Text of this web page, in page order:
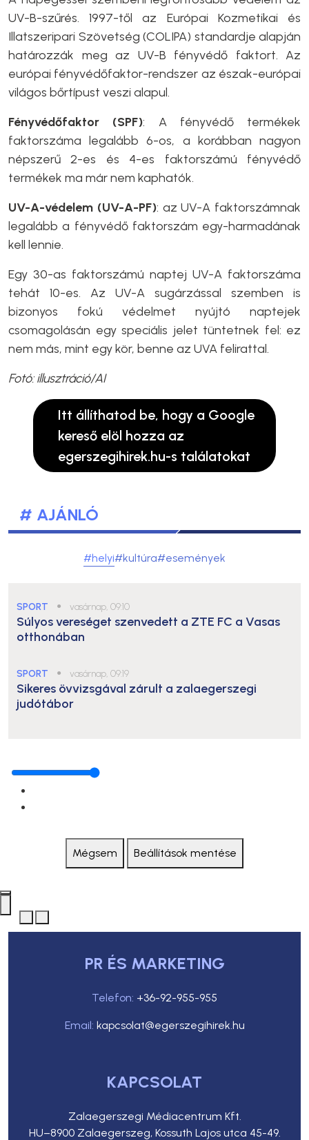
UV-B-szűrés. 1997-től az Európai Kozmetikai és
Illatszeripari Szövetség (COLIPA) standardje alapján
határozzák meg az UV-B fényvédő faktort. Az
európai fényvédőfaktor-rendszer az észak-európai
világos bőrtípust veszi alapul.
Fényvédőfaktor (SPF): A fényvédő termékek
faktorszáma legalább 6-os, a korábban nagyon
népszerű 2-es és 4-es faktorszámú fényvédő
termékek ma már nem kaphatók.
UV-A-védelem (UV-A-PF): az UV-A faktorszámnak
legalább a fényvédő faktorszám egy-harmadának
kell lennie.
Egy 30-as faktorszámú naptej UV-A faktorszáma
tehát 10-es. Az UV-A sugárzással szemben is
bizonyos fokú védelmet nyújtó naptejek
csomagolásán egy speciális jelet tüntetnek fel: ez
nem más, mint egy kör, benne az UVA felirattal.
Fotó: illusztráció/AI
Itt állíthatod be, hogy a Google
kereső elöl hozza az
egerszegihirek.hu-s találatokat
# AJÁNLÓ
#helyi#kultúra#események
SPORT ● vasárnap, 09:10
Súlyos vereséget szenvedett a ZTE FC a Vasas
otthonában
SPORT ● vasárnap, 09:19
Sikeres övvizsgával zárult a zalaegerszegi
judótábor
Mégsem Beállítások mentése
PR ÉS MARKETING
Telefon: +36-92-955-955
Email: kapcsolat@egerszegihirek.hu
KAPCSOLAT
Zalaegerszegi Médiacentrum Kft.
HU–8900 Zalaegerszeg, Kossuth Lajos utca 45-49.